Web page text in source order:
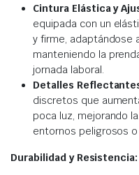
Cintura Elástica y
equipada con un
y firme, adaptándose
manteniendo la
jornada laboral.
Detalles
discretos que
poca luz, mejorando
entornos peligrosos o
Durabilidad y Resistencia: